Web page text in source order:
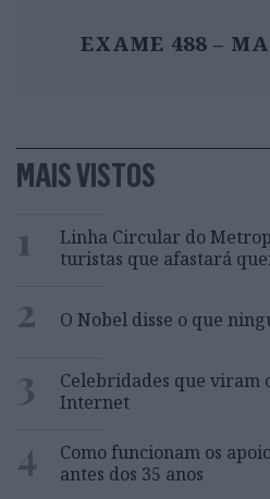
EXAME 488 –
MAIS VISTOS
1
Linha Circular do
turistas que afastará
2 O Nobel disse o que
3
Celebridades que viram
Internet
4
Como funcionam os
antes dos 35 anos